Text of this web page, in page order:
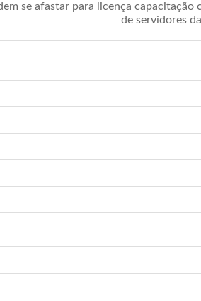
se afastar para licença
de servidores